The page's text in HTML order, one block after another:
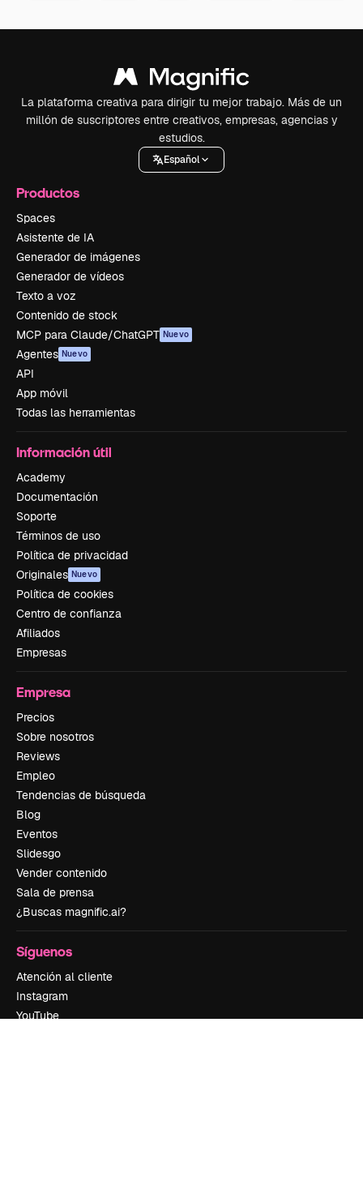
La plataforma creativa para dirigir tu mejor trabajo. Más de un
millón de suscriptores entre creativos, empresas, agencias y
estudios.
Español
Productos
Spaces
Asistente de IA
Generador de imágenes
Generador de vídeos
Texto a voz
Contenido de stock
MCP para Claude/ChatGPT Nuevo
Agentes Nuevo
API
App móvil
Todas las herramientas
Información útil
Academy
Documentación
Soporte
Términos de uso
Política de privacidad
Originales Nuevo
Política de cookies
Centro de confianza
Afiliados
Empresas
Empresa
Precios
Sobre nosotros
Reviews
Empleo
Tendencias de búsqueda
Blog
Eventos
Slidesgo
Vender contenido
Sala de prensa
¿Buscas magnific.ai?
Síguenos
Atención al cliente
Instagram
YouTube